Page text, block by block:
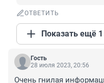
ОТВЕТИТЬ
Показать ещё 1
Гость
28 июля 2023, 20:56
Очень гнилая